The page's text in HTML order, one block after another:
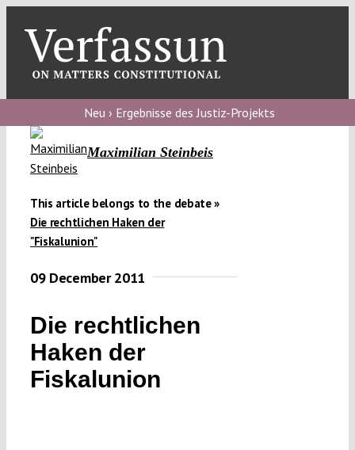
content
blog
Verfassungs
Verfassungs
podcast
editorial
About
Neu › Ergebnisse des Justiz-Projekts
Maximilian Steinbeis
This article belongs to the debate »
Die rechtlichen Haken der
"Fiskalunion"
09 December 2011
Die rechtlichen
Haken der
Fiskalunion